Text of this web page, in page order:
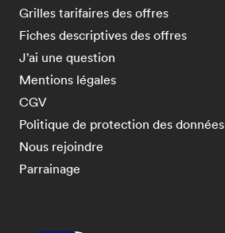
Grilles tarifaires des offres
Fiches descriptives des offres
J’ai une question
Mentions légales
CGV
Politique de protection des données
Nous rejoindre
Parrainage